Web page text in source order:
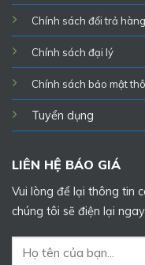
Chính sách đổi trả hàng
Chính sách đại lý
Chính sách bảo mật
Tuyển dụng
LIÊN HỆ BÁO GIÁ
Vui lòng để lại thông tin
chúng tôi sẽ điện lại